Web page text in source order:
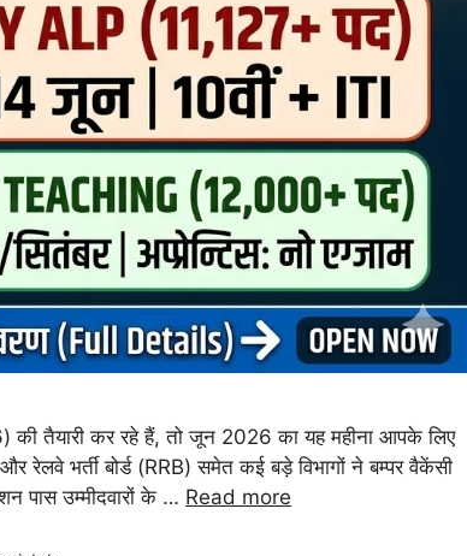
तैयारी कर रहे हैं, तो जून 2026 का यह महीना आपके लिए
रेलवे भर्ती बोर्ड (RRB) समेत कई बड़े विभागों ने बम्पर वैकेंसी
पास उम्मीदवारों के … Read more